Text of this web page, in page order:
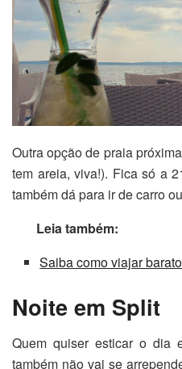
Outra opção de praia
tem areia, viva!). Fica só a
também dá para ir de carro
Leia também:
Saiba como viajar
Noite em Split
Quem quiser esticar o dia
também não vai se